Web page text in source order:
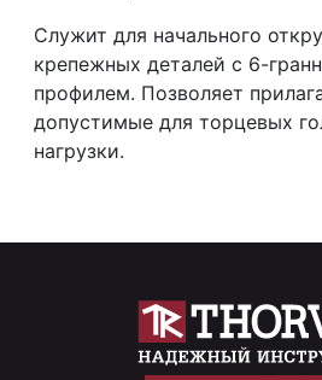
Служит для начального
крепежных деталей с 6-
профилем. Позволяет
допустимые для торцевых
нагрузки.